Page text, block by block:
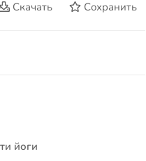
Скачать Сохранить
йоги